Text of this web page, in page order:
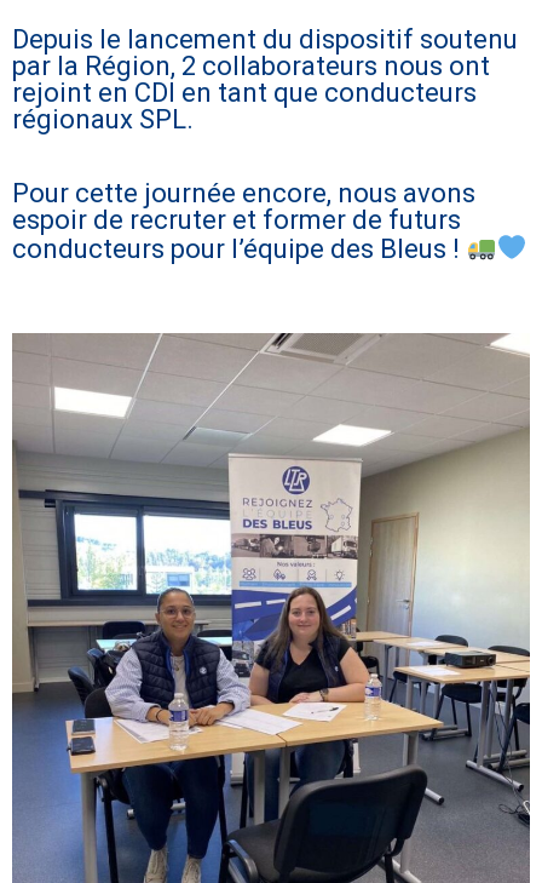
Depuis le lancement du dispositif soutenu
par la Région, 2 collaborateurs nous ont
rejoint en CDI en tant que conducteurs
régionaux SPL.
Pour cette journée encore, nous avons
espoir de recruter et former de futurs
conducteurs pour l’équipe des Bleus !